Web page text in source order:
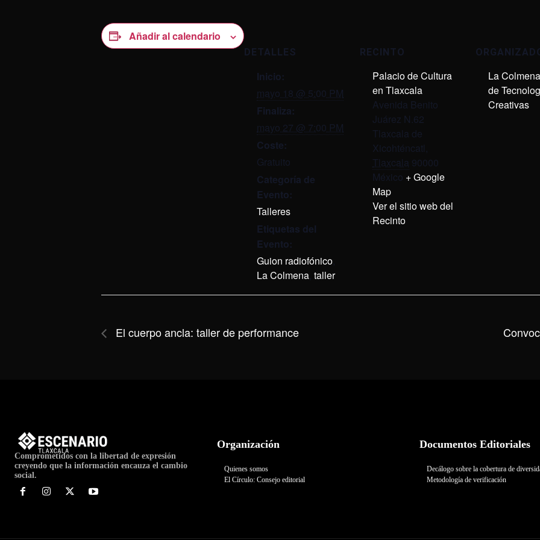
Añadir al calendario
DETALLES
Inicio:
mayo 18 @ 5:00 PM
Finaliza:
mayo 27 @ 7:00 PM
Coste:
Gratuito
Categoría de
Evento:
Talleres
Etiquetas del
Evento:
Guion radiofónico,
La Colmena, taller
RECINTO
Palacio de Cultura
en Tlaxcala
Avenida Benito
Juárez N.62
Tlaxcala de
Xicohténcatl,
Tlaxcala 90000
México + Google
Map
Ver el sitio web del
Recinto
La
de
Creativas
El cuerpo ancla: taller de performance
Comprometidos con la libertad de expresión
creyendo que la información encauza el cambio
social.
Organización
Quienes somos
El Círculo: Consejo editorial
Documentos Editoriales
Decálogo sobre la cobertura de
Metodología de verificación